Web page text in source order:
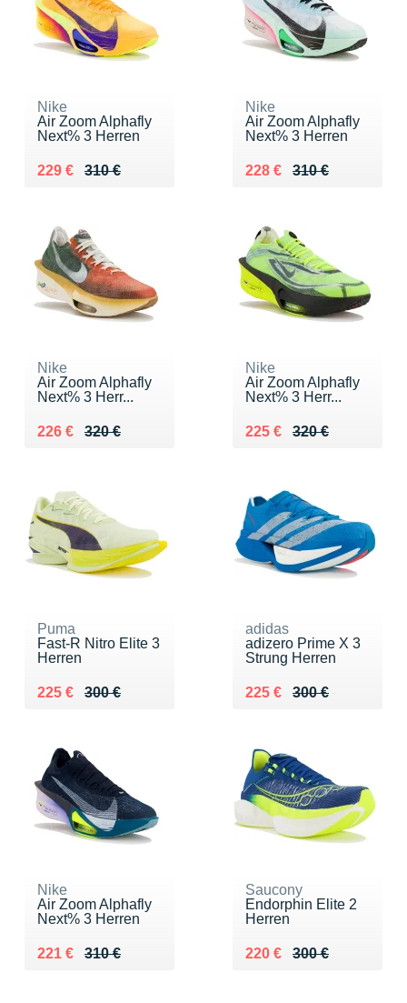
Nike
Air Zoom Alphafly
Next% 3 Herren
310 €
Au lieu de 310 €
229 €
Vendu 229 €
Nike
Air Zoom Alphafly
Next% 3 Herren
310 €
Au lieu de 310 €
228 €
Vendu 228 €
Nike
Air Zoom Alphafly
Next% 3 Herr...
320 €
Au lieu de 320 €
226 €
Vendu 226 €
Nike
Air Zoom Alphafly
Next% 3 Herr...
320 €
Au lieu de 320 €
225 €
Vendu 225 €
Puma
Fast-R Nitro Elite 3
Herren
300 €
Au lieu de 300 €
225 €
Vendu 225 €
adidas
adizero Prime X 3
Strung Herren
300 €
Au lieu de 300 €
225 €
Vendu 225 €
Nike
Air Zoom Alphafly
Next% 3 Herren
310 €
Au lieu de 310 €
221 €
Vendu 221 €
Saucony
Endorphin Elite 2
Herren
300 €
Au lieu de 300 €
220 €
Vendu 220 €